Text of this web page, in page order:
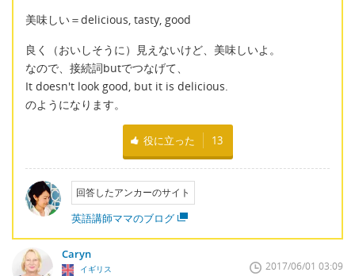
美味しい＝delicious, tasty, good
良く（おいしそうに）見えないけど、美味しいよ。
なので、接続詞butでつなげて、
It doesn't look good, but it is delicious.
のようになります。
役に立った 13
回答したアンカーのサイト
英語講師ママのブログ
Caryn
イギリス 2017/06/01 03:09